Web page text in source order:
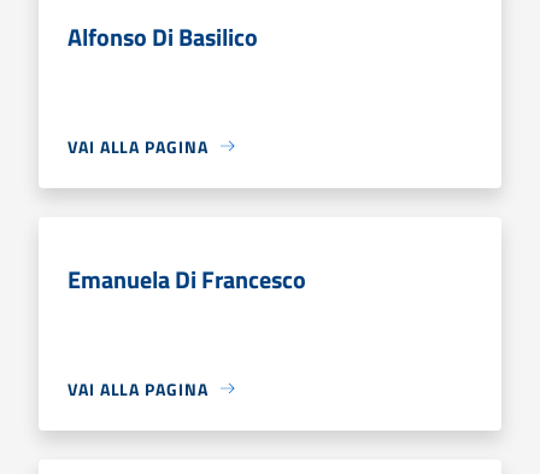
Alfonso Di Basilico
VAI ALLA PAGINA
Emanuela Di Francesco
VAI ALLA PAGINA